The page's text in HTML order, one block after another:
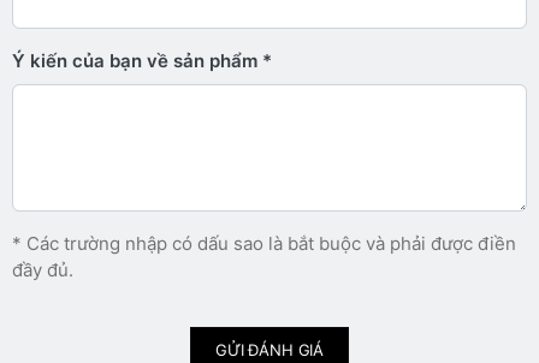
Ý kiến ​​của bạn về sản phẩm
* Các trường nhập có dấu sao là bắt buộc và phải được điền
đầy đủ.
GỬI ĐÁNH GIÁ